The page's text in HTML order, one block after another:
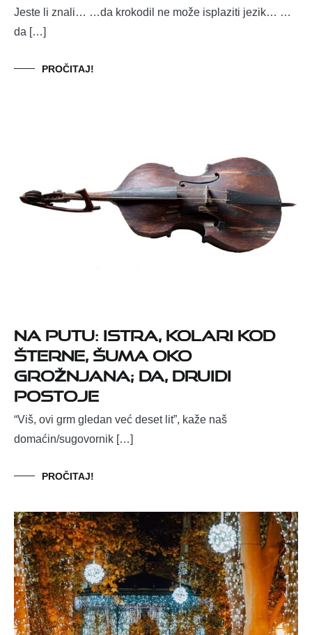
Jeste li znali… …da krokodil ne može isplaziti jezik… …
da […]
PROČITAJ!
NA PUTU: ISTRA, KOLARI KOD
ŠTERNE, ŠUMA OKO
GROŽNJANA; DA, DRUIDI
POSTOJE
“Viš, ovi grm gledan već deset lit”, kaže naš
domaćin/sugovornik […]
PROČITAJ!